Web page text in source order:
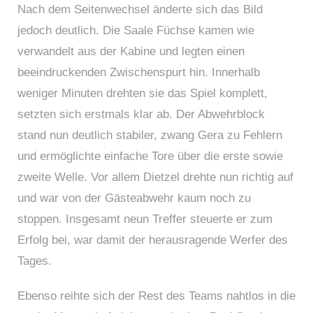
Nach dem Seitenwechsel änderte sich das Bild
jedoch deutlich. Die Saale Füchse kamen wie
verwandelt aus der Kabine und legten einen
beeindruckenden Zwischenspurt hin. Innerhalb
weniger Minuten drehten sie das Spiel komplett,
setzten sich erstmals klar ab. Der Abwehrblock
stand nun deutlich stabiler, zwang Gera zu Fehlern
und ermöglichte einfache Tore über die erste sowie
zweite Welle. Vor allem Dietzel drehte nun richtig auf
und war von der Gästeabwehr kaum noch zu
stoppen. Insgesamt neun Treffer steuerte er zum
Erfolg bei, war damit der herausragende Werfer des
Tages.
Ebenso reihte sich der Rest des Teams nahtlos in die